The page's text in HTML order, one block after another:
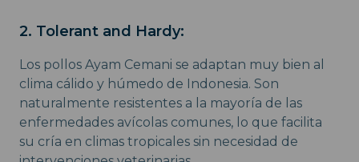
2. Tolerant and Hardy:
Los pollos Ayam Cemani se adaptan muy bien al
clima cálido y húmedo de Indonesia. Son
naturalmente resistentes a la mayoría de las
enfermedades avícolas comunes, lo que facilita
su cría en climas tropicales sin necesidad de